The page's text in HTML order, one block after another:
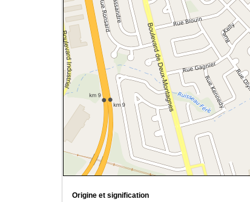
Origine et signification